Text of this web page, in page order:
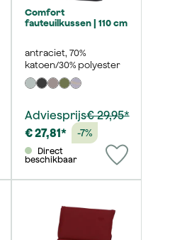
Comfort
fauteuilkussen | 110 cm
antraciet, 70%
katoen/30% polyester
Adviesprijs€ 29,95*
€ 27,81*
-7%
beschikbaar